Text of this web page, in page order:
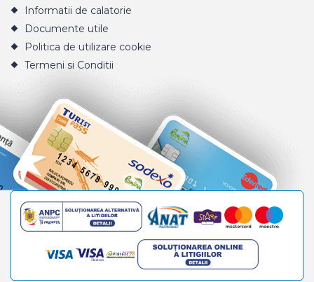
Informatii de calatorie
Documente utile
Politica de utilizare cookie
Termeni si Conditii